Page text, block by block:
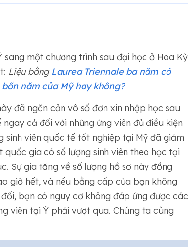
một chương trình sau đại học ở Hoa Kỳ
Liệu bằng Laurea Triennale ba năm có
năm của Mỹ hay không?
đã ngăn cản vô số đơn xin nhập học sau
cả đối với những ứng viên đủ điều kiện
sinh viên quốc tế tốt nghiệp tại Mỹ đã giảm
gia có số lượng sinh viên theo học tại
Sự gia tăng về số lượng hồ sơ này đồng
giờ hết, và nếu bằng cấp của bạn không
bạn có nguy cơ không đáp ứng được các
viên tại Ý phải vượt qua. Chúng ta cùng